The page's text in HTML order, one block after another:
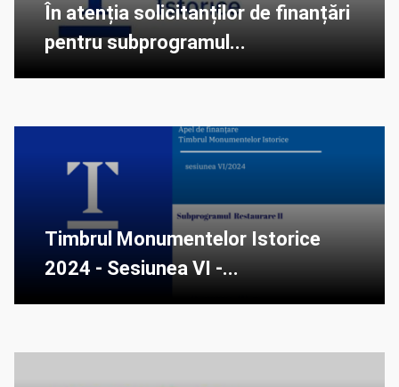
În atenția solicitanților de finanțări
pentru subprogramul...
Timbrul Monumentelor Istorice
2024 - Sesiunea VI -...